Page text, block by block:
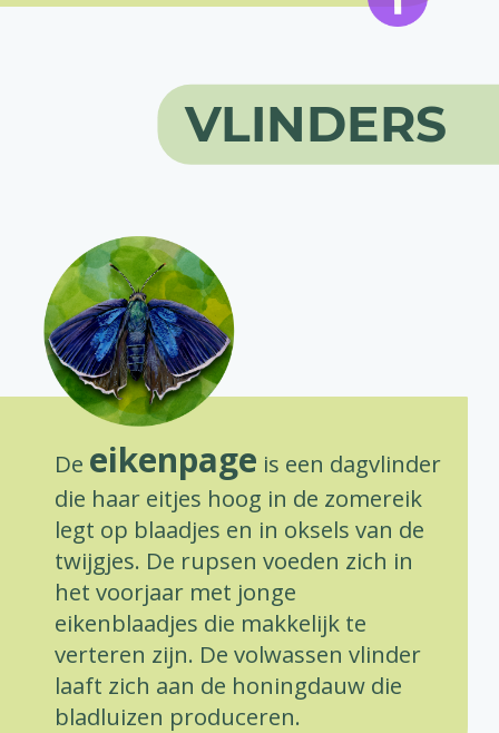
VLINDERS
De eikenpage is een dagvlinder
die haar eitjes hoog in de zomereik
legt op blaadjes en in oksels van de
twijgjes. De rupsen voeden zich in
het voorjaar met jonge
eikenblaadjes die makkelijk te
verteren zijn. De volwassen vlinder
laaft zich aan de honingdauw die
bladluizen produceren.